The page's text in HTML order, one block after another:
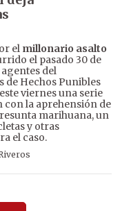
el millonario asalto
el pasado 30 de
agentes del
de Hechos Punibles
viernes una serie
la aprehensión de
marihuana, un
y otras
el caso.